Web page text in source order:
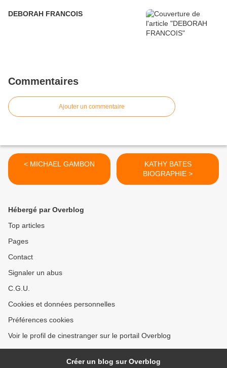
DEBORAH FRANCOIS
Commentaires
Ajouter un commentaire
< MICHAEL GAMBON
KATHY BATES
BIOGRAPHIE >
Hébergé par Overblog
Top articles
Pages
Contact
Signaler un abus
C.G.U.
Cookies et données personnelles
Préférences cookies
Voir le profil de cinestranger sur le portail Overblog
Créer un blog sur Overblog